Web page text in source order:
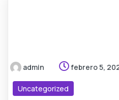
admin febrero 5,
Uncategorized